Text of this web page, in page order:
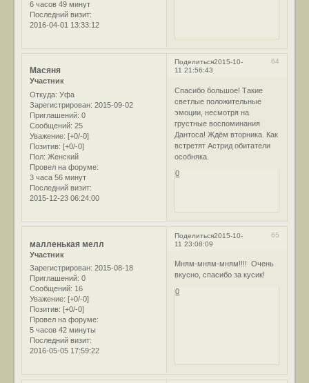
6 часов 49 минут
Последний визит:
2016-04-01 13:33:12
Поделиться 64
2015-10-
11 21:56:43
Масяня
Участник
Откуда: Уфа
Зарегистрирован: 2015-09-02
Приглашений: 0
Сообщений: 25
Уважение: [+0/-0]
Позитив: [+0/-0]
Пол: Женский
Провел на форуме:
3 часа 56 минут
Последний визит:
2015-12-23 06:24:00
Спасибо большое! Такие
светлые положительные
эмоции, несмотря на
грустные воспоминания
Дантоса! Ждём вторника. Как
встретят Астрид обитатели
особняка.
0
Поделиться 65
2015-10-
11 23:08:09
малленькая мелл
Участник
Зарегистрирован: 2015-08-18
Приглашений: 0
Сообщений: 16
Уважение: [+0/-0]
Позитив: [+0/-0]
Провел на форуме:
5 часов 42 минуты
Последний визит:
2016-05-05 17:59:22
Мням-мням-мням!!!! Очень
вкусно, спасибо за кусик!
0